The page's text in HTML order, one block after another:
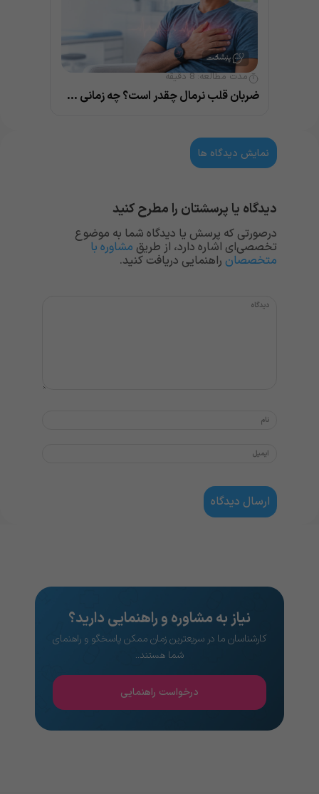
مدت مطالعه:8 دقیقه
ضربان قلب نرمال چقدر است؟ چه زمانی خطرناک می‌شود؟
نمایش دیدگاه ها
دیدگاه یا پرسشتان را مطرح کنید
درصورتی که پرسش یا دیدگاه شما به موضوع
تخصصی‌ای اشاره دارد، از طریق مشاوره با
متخصصان راهنمایی دریافت کنید.
نیاز به مشاوره و راهنمایی دارید؟
کارشناسان ما در سریعترین زمان ممکن پاسخگو و راهنمای
شما هستند..
درخواست راهنمایی